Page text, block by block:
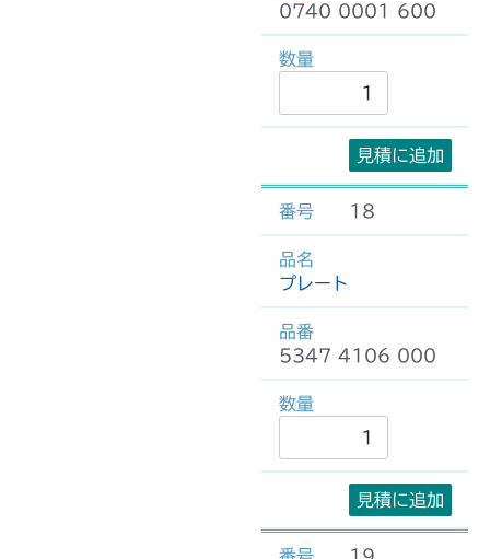
0740 0001 600
見積に追加
18
プレート
5347 4106 000
見積に追加